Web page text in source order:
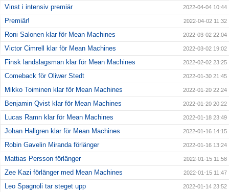
Vinst i intensiv premiär 2022-04-04 10:44
Premiär! 2022-04-02 11:32
Roni Salonen klar för Mean Machines 2022-03-02 22:04
Victor Cimrell klar för Mean Machines 2022-03-02 19:02
Finsk landslagsman klar för Mean Machines 2022-02-02 23:25
Comeback för Oliwer Stedt 2022-01-30 21:45
Mikko Toiminen klar för Mean Machines 2022-01-20 22:24
Benjamin Qvist klar för Mean Machines 2022-01-20 20:22
Lucas Ramn klar för Mean Machines 2022-01-18 23:49
Johan Hallgren klar för Mean Machines 2022-01-16 14:15
Robin Gavelin Miranda förlänger 2022-01-16 13:24
Mattias Persson förlänger 2022-01-15 11:58
Zee Kazi förlänger med Mean Machines 2022-01-15 11:47
Leo Spagnoli tar steget upp 2022-01-14 23:52